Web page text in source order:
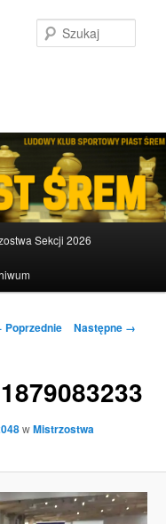
Sekcji 2026
Poprzednie Następne →
wMistrzostwa